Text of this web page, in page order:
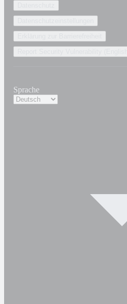
Sprache